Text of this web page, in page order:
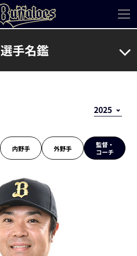
選手名鑑
内野手 外野手
監督・
コーチ